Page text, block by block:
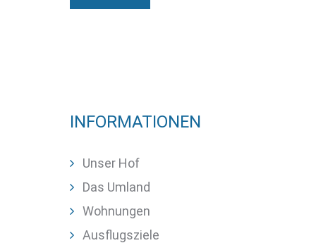
INFORMATIONEN
Unser Hof
Das Umland
Wohnungen
Ausflugsziele